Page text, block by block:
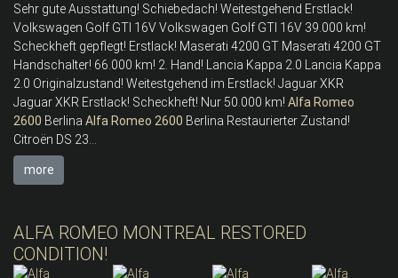
Sehr gute Ausstattung! Schiebedach! Weitestgehend Erstlack!
Volkswagen Golf GTI 16V Volkswagen Golf GTI 16V 39.000 km!
Scheckheft gepflegt! Erstlack! Maserati 4200 GT Maserati 4200 GT
Handschalter! 66.000 km! 2. Hand! Lancia Kappa 2.0 Lancia Kappa
2.0 Originalzustand! Weitestgehend im Erstlack! Jaguar XKR
Jaguar XKR Erstlack! Scheckheft! Nur 50.000 km! Alfa Romeo
2600 Berlina Alfa Romeo 2600 Berlina Restaurierter Zustand!
Citroën DS 23...
more
ALFA ROMEO MONTREAL RESTORED
CONDITION!